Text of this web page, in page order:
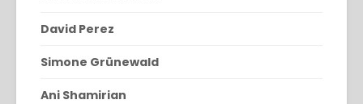
David Perez
Simone Grünewald
Ani Shamirian